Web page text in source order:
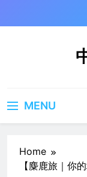
MENU
Home
【麋鹿旅｜你